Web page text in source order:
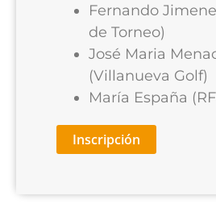
Fernando
de Torneo)
José Maria
(Villanueva Golf)
María España
Inscripción